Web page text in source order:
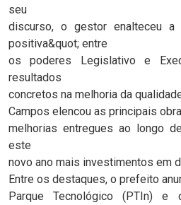
seu
discurso, o gestor enalteceu a
positiva&quot; entre
os poderes Legislativo e
resultados
concretos na melhoria da
Campos elencou as principais
melhorias entregues ao longo
este
novo ano mais investimentos em
Entre os destaques, o prefeito
Parque Tecnológico (PTIn) e